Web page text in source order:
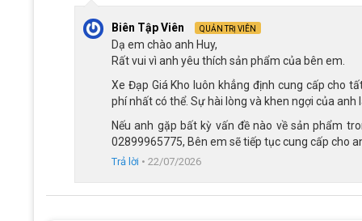
Biên Tập Viên QUẢN TRỊ VIÊN
Dạ em chào anh Huy,
Rất vui vì anh yêu thích sản phẩm của bên em.
Xe Đạp Giá Kho luôn khẳng định cung cấp cho
phí nhất có thể. Sự hài lòng và khen ngợi của anh
Nếu anh gặp bất kỳ vấn đề nào về sản phẩm
02899965775, Bên em sẽ tiếp tục cung cấp cho
Trả lời • 22/07/2026